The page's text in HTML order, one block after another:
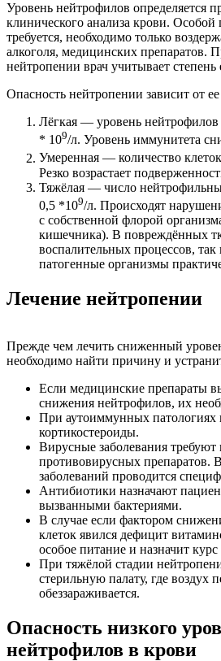
Уровень нейтрофилов определяется
клинического анализа крови. Особой
требуется, необходимо только
алкоголя, медицинских препаратов.
нейтропении врач учитывает степень
Опасность нейтропении зависит от
Лёгкая — уровень нейтрофилов
* 109/л. Уровень иммунитета
Умеренная — количество
Резко возрастает
Тяжёлая — число
0,5 *109/л. Происходят
с собственной флорой
кишечника). В повреждённых
воспалительных процессов,
патогенные организмы
Лечение нейтропении
Прежде чем лечить сниженный
необходимо найти причину и
Если медицинские препараты
снижения нейтрофилов, их
При аутоиммунных
кортикостероиды.
Вирусные заболевания
противовирусных препаратов.
заболеваний проводится
Антибиотики назначают
вызванными бактериями.
В случае если фактором
клеток явился дефицит
особое питание и назначит
При тяжёлой стадии
стерильную палату, где воздух
обеззараживается.
Опасность низкого
нейтрофилов в крови